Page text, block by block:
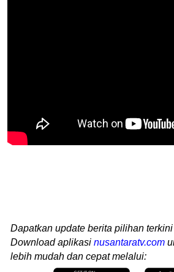
Dapatkan update berita pilihan
Download aplikasi nusantaratv.com
lebih mudah dan cepat melalui: